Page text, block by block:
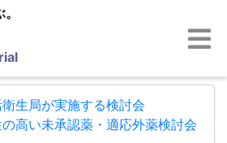
生局が実施する検討会
高い未承認薬・適応外薬検討会